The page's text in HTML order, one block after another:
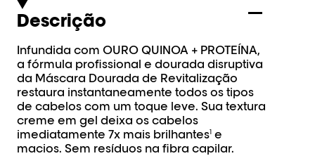
Descrição
Infundida com OURO QUINOA + PROTEÍNA,
a fórmula profissional e dourada disruptiva
da Máscara Dourada de Revitalização
restaura instantaneamente todos os tipos
de cabelos com um toque leve. Sua textura
creme em gel deixa os cabelos
imediatamente 7x mais brilhantes1 e
macios. Sem resíduos na fibra capilar.